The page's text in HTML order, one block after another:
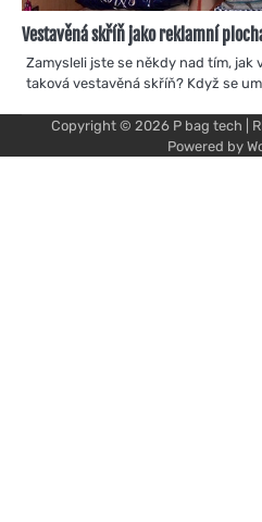
Vestavěná skříň jako reklamní
Zamysleli jste se někdy nad tím, jak
taková vestavěná skříň? Když se
Copyright © 2026 P bag tech |
Powered by